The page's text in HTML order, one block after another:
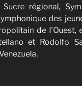
régional,
des
de l’Ouest,
et Rodolfo